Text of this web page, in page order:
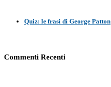
Quiz: le frasi di George Patton
Commenti Recenti